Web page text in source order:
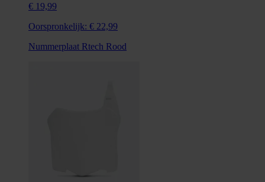
€ 19,99
Oorspronkelijk: € 22,99
Nummerplaat Rtech Rood